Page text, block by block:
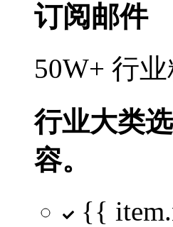
订阅邮件
50W+ 行
行业大类
容。
{{